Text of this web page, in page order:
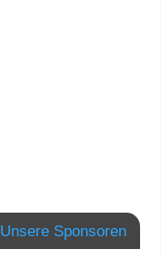
Unsere Sponsoren